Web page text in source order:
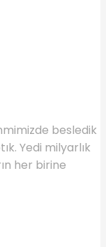
besledik
Yedi milyarlık
her birine